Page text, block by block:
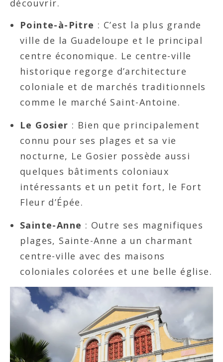
découvrir.
Pointe-à-Pitre : C’est la plus grande
ville de la Guadeloupe et le principal
centre économique. Le centre-ville
historique regorge d’architecture
coloniale et de marchés traditionnels
comme le marché Saint-Antoine.
Le Gosier : Bien que principalement
connu pour ses plages et sa vie
nocturne, Le Gosier possède aussi
quelques bâtiments coloniaux
intéressants et un petit fort, le Fort
Fleur d’Épée.
Sainte-Anne : Outre ses magnifiques
plages, Sainte-Anne a un charmant
centre-ville avec des maisons
coloniales colorées et une belle église.